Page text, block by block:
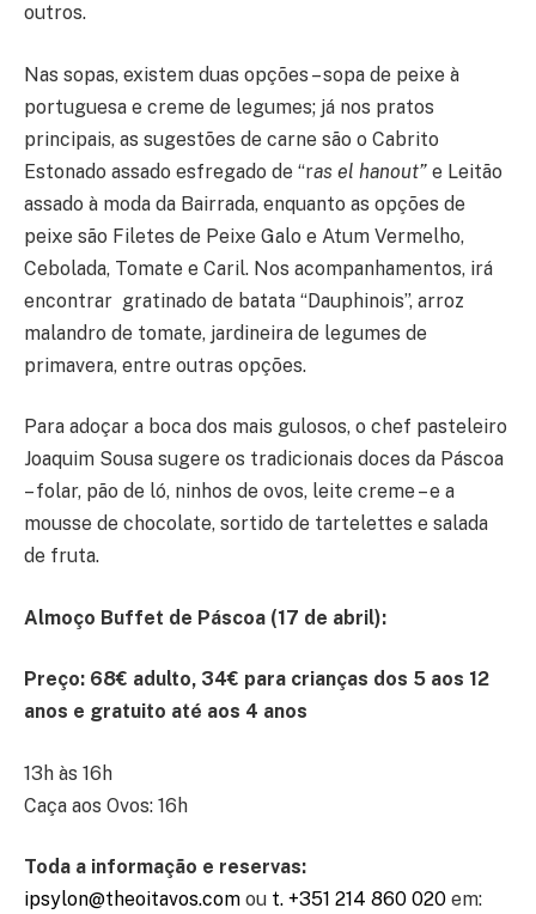
outros.
Nas sopas, existem duas opções – sopa de peixe à
portuguesa e creme de legumes; já nos pratos
principais, as sugestões de carne são o Cabrito
Estonado assado esfregado de “ras el hanout” e Leitão
assado à moda da Bairrada, enquanto as opções de
peixe são Filetes de Peixe Galo e Atum Vermelho,
Cebolada, Tomate e Caril. Nos acompanhamentos, irá
encontrar gratinado de batata “Dauphinois”, arroz
malandro de tomate, jardineira de legumes de
primavera, entre outras opções.
Para adoçar a boca dos mais gulosos, o chef pasteleiro
Joaquim Sousa sugere os tradicionais doces da Páscoa
– folar, pão de ló, ninhos de ovos, leite creme – e a
mousse de chocolate, sortido de tartelettes e salada
de fruta.
Almoço Buffet de Páscoa (17 de abril):
Preço: 68€ adulto, 34€ para crianças dos 5 aos 12
anos e gratuito até aos 4 anos
13h às 16h
Caça aos Ovos: 16h
Toda a informação e reservas:
ipsylon@theoitavos.com ou t. +351 214 860 020 em: